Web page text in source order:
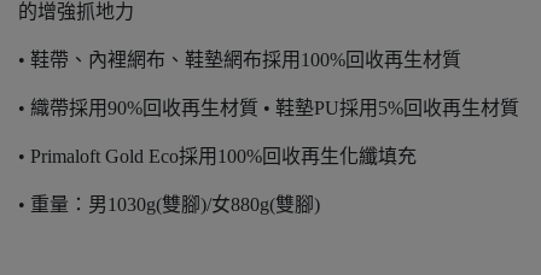
的增強抓地力
• 鞋帶、內裡網布、鞋墊網布採用100%回收再生材質
• 織帶採用90%回收再生材質 • 鞋墊PU採用5%回收再生材質
• Primaloft Gold Eco採用100%回收再生化纖填充
• 重量：男1030g(雙腳)/女880g(雙腳)